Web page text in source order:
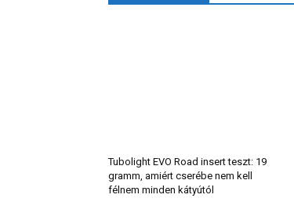
Tubolight EVO Road insert teszt: 19
gramm, amiért cserébe nem kell
félnem minden kátyútól